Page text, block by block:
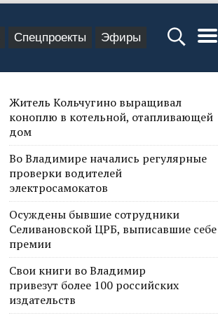
Спецпроекты Эфиры
Житель Кольчугино выращивал
коноплю в котельной, отапливающей
дом
Во Владимире начались регулярные
проверки водителей
электросамокатов
Осуждены бывшие сотрудники
Селивановской ЦРБ, выписавшие себе
премии
Свои книги во Владимир
привезут более 100 российских
издательств